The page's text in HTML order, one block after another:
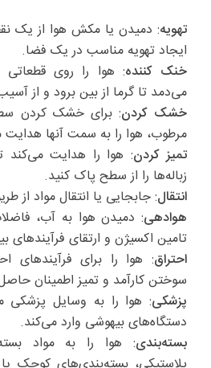
تهویه: دمیدن یا مکش هوا از یک
ایجاد تهویه مناسب در یک فضا.
خنک کننده: هوا را روی قطعاتی
می‌دمد تا گرما از بین برود و از
خشک کردن: برای خشک کردن
مرطوب، هوا را به سمت آنها هدایت
تمیز کردن: هوا را هدایت می‌کند
زباله‌ها را از سطح پاک کنید.
انتقال: جابجایی یا انتقال مواد از
هوادهی: دمیدن هوا به آب،
تامین اکسیژن و ارتقای فرآیندهای
احتراق: هوا را برای فرآیندهای
سوختن کارآمد و تمیز اطمینان
پزشکی: هوا را به وسایل پزشکی
دستگاه‌های بیهوشی وارد می‌کند.
بسته‌بندی: هوا را به مواد